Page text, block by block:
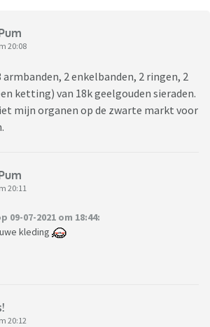
20:08
2 enkelbanden, 2 ringen, 2
ketting) van 18k geelgouden sieraden.
mijn organen op de zwarte markt voor
20:11
09-07-2021 om 18:44:
kleding
20:12